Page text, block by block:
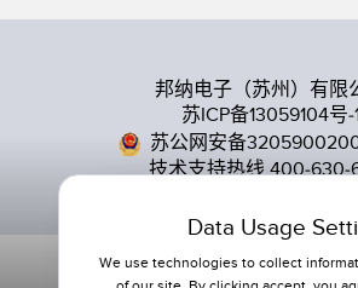
邦纳电子（苏州）有限
苏ICP备13059104号-
苏公网安备
技术支持热线 400-630-
Data Usage
We use technologies to collect